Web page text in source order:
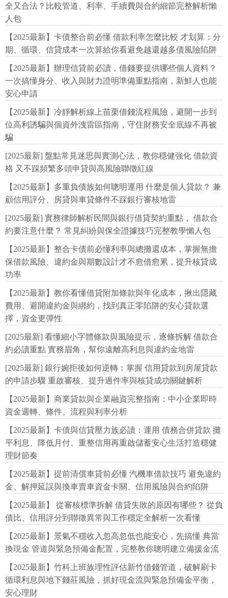
全又合法？比較管道、利率、手續費與合約細節完整解析懶
人包
【2025最新】卡債整合前必懂 借款利率怎麼比較 才划算：分
期、循環、信貸成本一次算給你看避免越還越多債風險陷阱
【2025最新】辦理信貸前必讀，借錢要提供哪些個人資料？
一次搞懂身分、收入與財力證明準備重點指南，新鮮人也能
安心申請
【2025最新】冷靜解析線上苗栗借錢流程風險，避開一步到
位高利誘騙與個資外洩雷區指南，守住財務安全底線不再被
騙
[2025最新] 盤點常見迷思與實測心法，教你穩健強化 借款資
格 又不踩頻繁多頭申貸與高風險聯徵紅線
【2025最新】多重負債族如何聰明運用 什麼是個人貸款？ 兼
顧信用評分、房貸與車貸條件不踩銀行審核地雷
[2025最新] 實務律師解析民間與銀行借貸契約重點， 借款合
約要注意什麼？ 常見糾紛與保全證據技巧完整教學懶人包
【2025最新】整合卡債前必懂利率與總攤還成本，掌握無擔
保借款風險、違約金與期數設計才不愈借愈累，提升核貸成
功率
【2025最新】教你看懂借貸附加條款與年化成本，揪出隱藏
費用、避開違約金與綁約，找到真正零陷阱的安心貸款選
擇，資金更彈性
[2025最新] 看懂細小字體條款與風險提示，逐條拆解 借款合
約必讀重點 實務眉角，幫你遠離高利息與違約金地雷
[2025最新] 銀行婉拒後如何逆轉：掌握 信用貸款到房屋貸款
的申請步驟 重啟審核、提升過件率與核貸成功關鍵解析
【2025最新】商業貸款與企業融資完整指南：中小企業即時
資金週轉、條件、流程與利率分析
【2025最新】卡債與信貸壓力族必讀：運用 債務合併貸款 攤
平利息、降低月付、重整信用再重啟儲蓄安心生活打造穩健
理財節奏
【2025最新】提前清償車貸前必懂 汽機車借款技巧 避免違約
金、解押延誤與換車賣車資金卡關、信用風險與合約陷阱
【2025最新】 從審核標準拆解 借貸失敗的原因有哪些？ 從負
債比、信用評分到聯徵異常與工作穩定全解析一次看懂
【2025最新】景氣不穩收入忽高忽低也能安心，先搞懂 典當
換現金 管道與緊急預備金配置，完整教你聰明建立備援金流
【2025最新】竹科上班族理性評估新竹借錢管道，破解刷卡
循環利息與地下錢莊風險，抓好現金流與緊急預備金平衡，
安心理財